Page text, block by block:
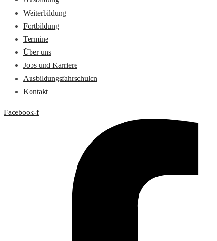
Weiterbildung
Fortbildung
Termine
Über uns
Jobs und Karriere
Ausbildungsfahrschulen
Kontakt
Facebook-f